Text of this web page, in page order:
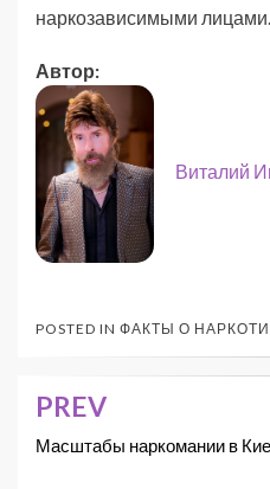
наркозависимыми лицами.
Автор:
Виталий
POSTED IN ФАКТЫ О
PREV
Масштабы наркомании в